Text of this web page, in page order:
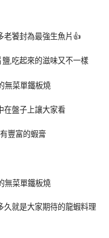
老饕封為最強生魚片👍
,吃起來的滋味又不一樣
在盤子上讓大家看
豐富的蝦膏
久就是大家期待的龍蝦料理